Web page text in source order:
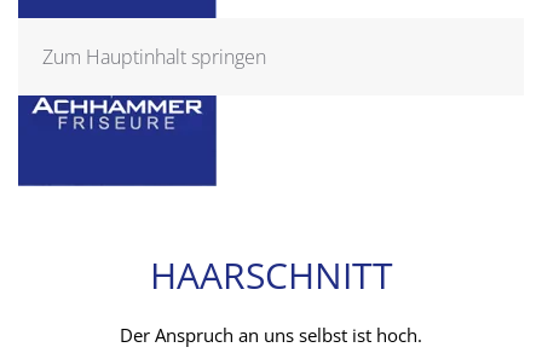
Zum Hauptinhalt springen
HAARSCHNITT
Der Anspruch an uns selbst ist hoch.